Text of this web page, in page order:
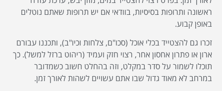
ראשונה ותרופות בסיסיות, בוודאי אם יש תרופות שאתם נוטלים
באופן קבוע.
זכרו גם להצטייד בכלי אוכל (סכו"ם, צלחות וכיו"ב), ותכננו עבורם
ארון או פתרון אחסון אחר, רצוי חזק ועמיד (ריהוט ברזל למשל). כך
תוכלו לשמור על סדר במקלט, וזה בהחלט חשוב כשמדובר
במרחב לא מאוד גדול שבו אתם עשויים לשהות לאורך זמן.